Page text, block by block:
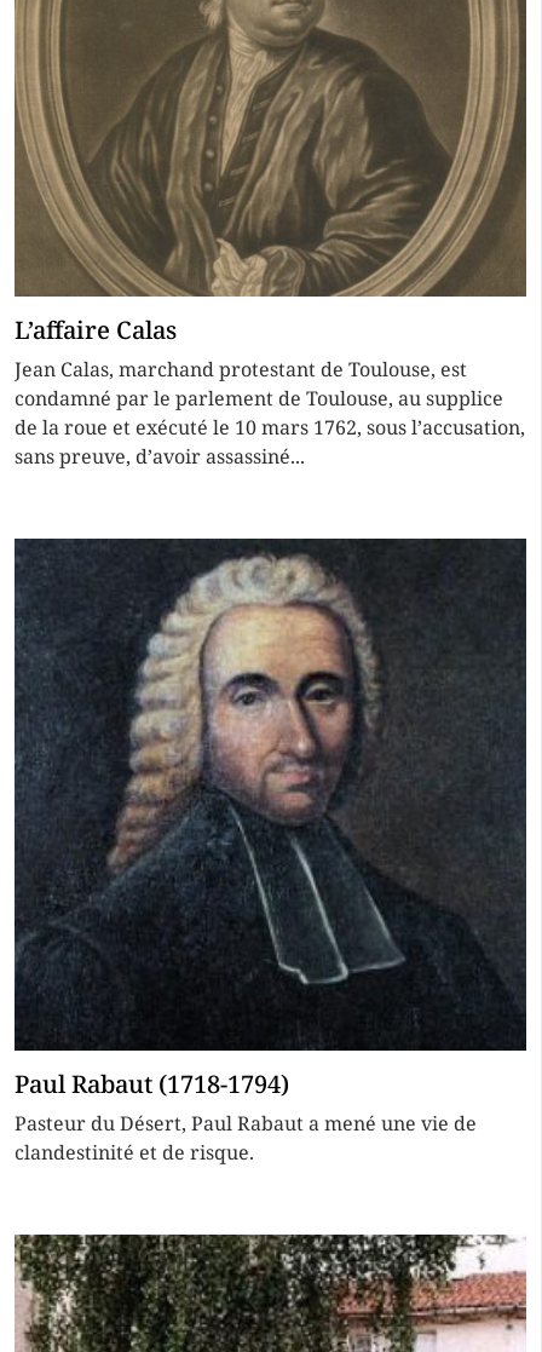
L’affaire Calas
Jean Calas, marchand protestant de Toulouse, est
condamné par le parlement de Toulouse, au supplice
de la roue et exécuté le 10 mars 1762, sous l’accusation,
sans preuve, d’avoir assassiné...
Paul Rabaut (1718-1794)
Pasteur du Désert, Paul Rabaut a mené une vie de
clandestinité et de risque.